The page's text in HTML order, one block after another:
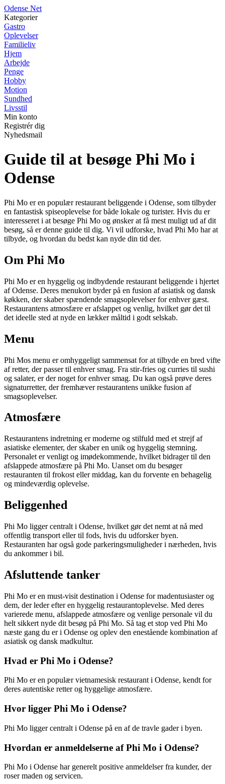
Odense Net
Kategorier
Gastro
Oplevelser
Familieliv
Hjem
Arbejde
Penge
Hobby
Motion
Sundhed
Livsstil
Min konto
Registrér dig
Nyhedsmail
Guide til at besøge Phi Mo i
Odense
Phi Mo er en populær restaurant beliggende i Odense, som tilbyder
en fantastisk spiseoplevelse for både lokale og turister. Hvis du er
interesseret i at besøge Phi Mo og ønsker at få mest muligt ud af dit
besøg, så er denne guide til dig. Vi vil udforske, hvad Phi Mo har at
tilbyde, og hvordan du bedst kan nyde din tid der.
Om Phi Mo
Phi Mo er en hyggelig og indbydende restaurant beliggende i hjertet
af Odense. Deres menukort byder på en fusion af asiatisk og dansk
køkken, der skaber spændende smagsoplevelser for enhver gæst.
Restaurantens atmosfære er afslappet og venlig, hvilket gør det til
det ideelle sted at nyde en lækker måltid i godt selskab.
Menu
Phi Mos menu er omhyggeligt sammensat for at tilbyde en bred vifte
af retter, der passer til enhver smag. Fra stir-fries og curries til sushi
og salater, er der noget for enhver smag. Du kan også prøve deres
signaturretter, der fremhæver restaurantens unikke fusion af
smagsoplevelser.
Atmosfære
Restaurantens indretning er moderne og stilfuld med et strejf af
asiatiske elementer, der skaber en unik og hyggelig stemning.
Personalet er venligt og imødekommende, hvilket bidrager til den
afslappede atmosfære på Phi Mo. Uanset om du besøger
restauranten til frokost eller middag, kan du forvente en behagelig
og mindeværdig oplevelse.
Beliggenhed
Phi Mo ligger centralt i Odense, hvilket gør det nemt at nå med
offentlig transport eller til fods, hvis du udforsker byen.
Restauranten har også gode parkeringsmuligheder i nærheden, hvis
du ankommer i bil.
Afsluttende tanker
Phi Mo er en must-visit destination i Odense for madentusiaster og
dem, der leder efter en hyggelig restaurantoplevelse. Med deres
varierede menu, afslappede atmosfære og venlige personale vil du
helt sikkert nyde dit besøg på Phi Mo. Så tag et stop ved Phi Mo
næste gang du er i Odense og oplev den enestående kombination af
asiatisk og dansk madkultur.
Hvad er Phi Mo i Odense?
Phi Mo er en populær vietnamesisk restaurant i Odense, kendt for
deres autentiske retter og hyggelige atmosfære.
Hvor ligger Phi Mo i Odense?
Phi Mo ligger centralt i Odense på en af de travle gader i byen.
Hvordan er anmeldelserne af Phi Mo i Odense?
Phi Mo i Odense har generelt positive anmeldelser fra kunder, der
roser maden og servicen.